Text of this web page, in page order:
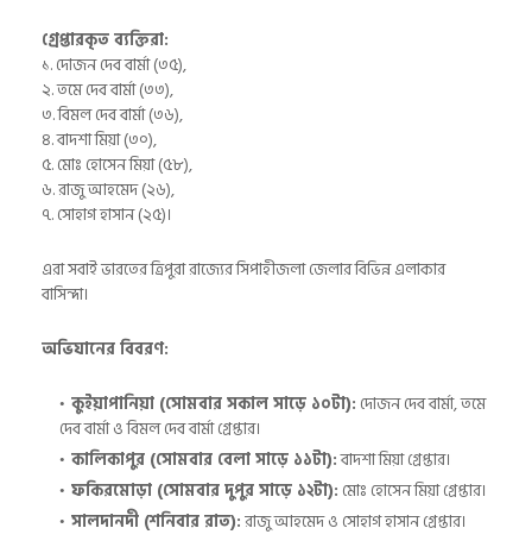
গ্রেপ্তারকৃত ব্যক্তিরা:
১. দোজন দেব বার্মা (৩৫),
২. তমে দেব বার্মা (৩৩),
৩. বিমল দেব বার্মা (৩৬),
৪. বাদশা মিয়া (৩০),
৫. মোঃ হোসেন মিয়া (৫৮),
৬. রাজু আহমেদ (২৬),
৭. সোহাগ হাসান (২৫)।
এরা সবাই ভারতের ত্রিপুরা রাজ্যের সিপাহীজলা জেলার বিভিন্ন এলাকার
বাসিন্দা।
অভিযানের বিবরণ:
কুইয়াপানিয়া (সোমবার সকাল সাড়ে ১০টা): দোজন দেব বার্মা, তমে
দেব বার্মা ও বিমল দেব বার্মা গ্রেপ্তার।
কালিকাপুর (সোমবার বেলা সাড়ে ১১টা):বাদশা মিয়া গ্রেপ্তার।
ফকিরমোড়া (সোমবার দুপুর সাড়ে ১২টা): মোঃ হোসেন মিয়া গ্রেপ্তার।
সালদানদী (শনিবার রাত):রাজু আহমেদ ও সোহাগ হাসান গ্রেপ্তার।